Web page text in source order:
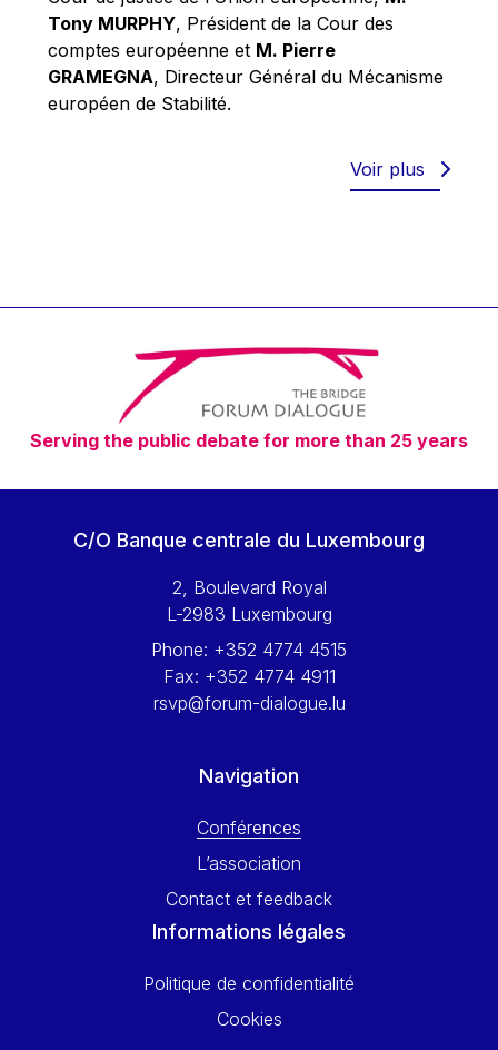
Richard Pelly
Robert Goebbels
Robert REYNDERS
Timothy Radcliffe
Vaclav Klaus
Vassilios Skouris
Vítor Manuel da Silva Caldeira
Viviane Reding
Walter Hagg
Wolfgang Ketterle
Yossi Beillin
Yves FRANCHET
Tony MURPHY, Président de la Cour des
comptes européenne et M. Pierre
GRAMEGNA, Directeur Général du Mécanisme
européen de Stabilité.
Voir plus
Serving the public debate for more than 25 years
C/O Banque centrale du Luxembourg
2, Boulevard Royal
L-2983 Luxembourg
Phone: +352 4774 4515
Fax: +352 4774 4911
rsvp@forum-dialogue.lu
Navigation
Conférences
L’association
Contact et feedback
Informations légales
Politique de confidentialité
Cookies